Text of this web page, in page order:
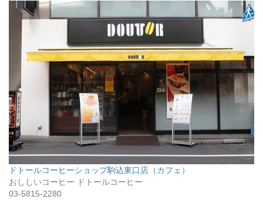
ドトールコーヒーショップ駒込東口店（カフェ）
おししいコーヒー ドトールコーヒー
03-5815-2280